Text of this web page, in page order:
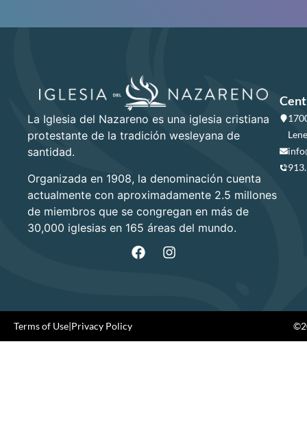
La Iglesia del Nazareno es una iglesia cristiana
protestante de la tradición wesleyana de
santidad.
Organizada en 1908, la denominación cuenta
actualmente con aproximadamente 2.5 millones
de miembros que se congregan en más de
30,000 iglesias en 165 áreas del mundo.
Terms of Use|Privacy Policy